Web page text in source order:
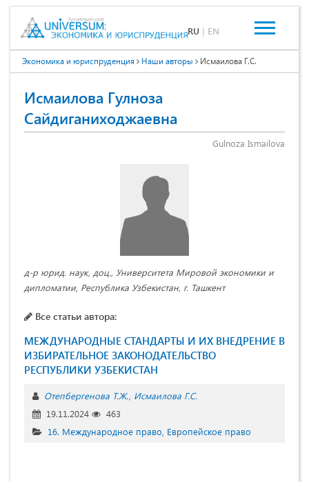
RU | EN
Экономика и юриспруденция Наши авторы Исмаилова Г.С.
Исмаилова Гулноза
Сайдиганиходжаевна
Gulnoza Ismailova
д-р юрид. наук, доц., Университета Мировой экономики и
дипломатии, Республика Узбекистан, г. Ташкент
Все статьи автора:
МЕЖДУНАРОДНЫЕ СТАНДАРТЫ И ИХ ВНЕДРЕНИЕ В
ИЗБИРАТЕЛЬНОЕ ЗАКОНОДАТЕЛЬСТВО
РЕСПУБЛИКИ УЗБЕКИСТАН
Отепбергенова Т.Ж. Исмаилова Г.С.
19.11.2024
463
16. Международное право, Европейское право